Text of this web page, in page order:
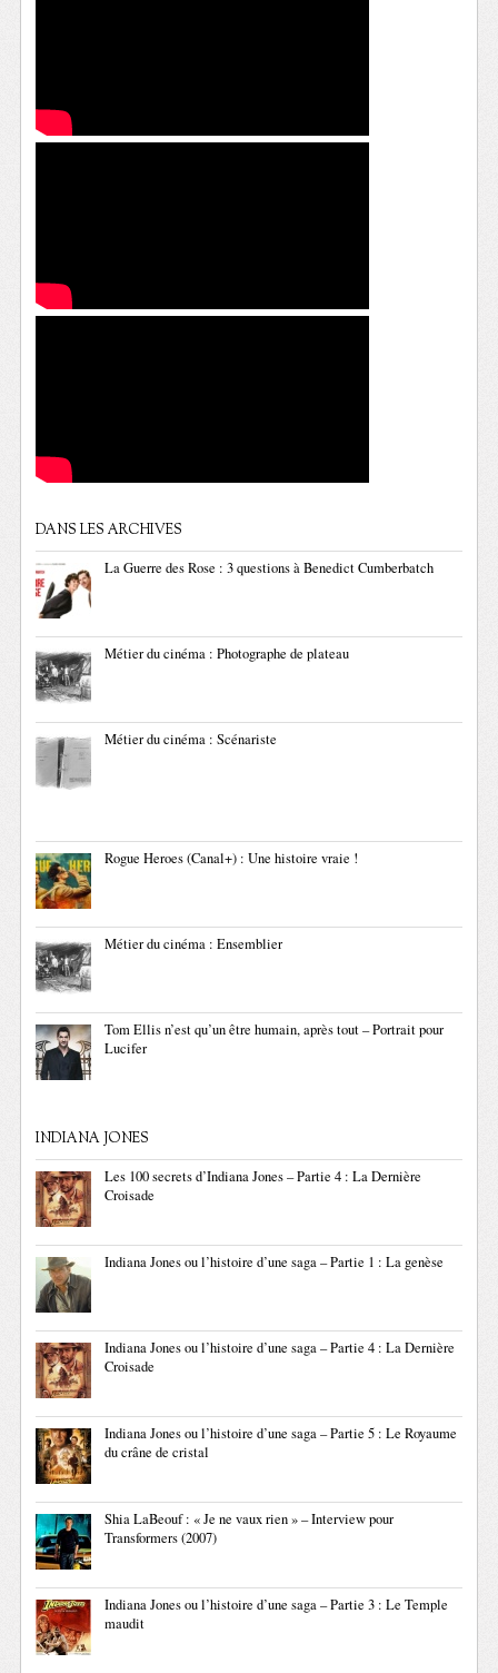
DANS LES ARCHIVES
La Guerre des Rose : 3 questions à Benedict Cumberbatch
Métier du cinéma : Photographe de plateau
Métier du cinéma : Scénariste
Rogue Heroes (Canal+) : Une histoire vraie !
Métier du cinéma : Ensemblier
Tom Ellis n’est qu’un être humain, après tout – Portrait pour
Lucifer
INDIANA JONES
Les 100 secrets d’Indiana Jones – Partie 4 : La Dernière
Croisade
Indiana Jones ou l’histoire d’une saga – Partie 1 : La genèse
Indiana Jones ou l’histoire d’une saga – Partie 4 : La Dernière
Croisade
Indiana Jones ou l’histoire d’une saga – Partie 5 : Le Royaume
du crâne de cristal
Shia LaBeouf : « Je ne vaux rien » – Interview pour
Transformers (2007)
Indiana Jones ou l’histoire d’une saga – Partie 3 : Le Temple
maudit